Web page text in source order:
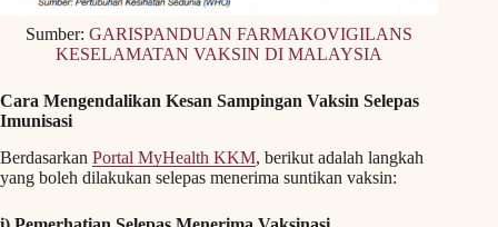
Sumber:GARISPANDUAN FARMAKOVIGILANS
KESELAMATAN VAKSIN DI MALAYSIA
Cara Mengendalikan Kesan Sampingan Vaksin Selepas
Imunisasi
Berdasarkan Portal MyHealth KKM, berikut adalah langkah
yang boleh dilakukan selepas menerima suntikan vaksin: